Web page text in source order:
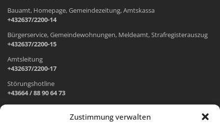
Zustimmung verwalten
Bauamt, Homepage, Gemeindezeitung, Amtskassa
+432637/2200-14
Bürgerservice, Gemeindewohnungen, Meldeamt, Strafregisterauszug
+432637/2200-15
Amtsleitung
+432637/2200-17
Störungshotline
+43664 / 88 90 64 73